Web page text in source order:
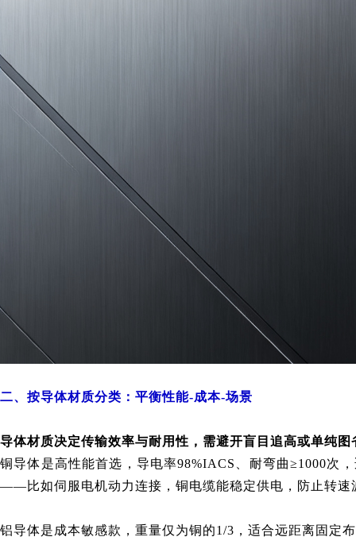
二、按导体材质分类：平衡性能-成本-场景
导体材质决定传输效率与耐用性，需避开盲目追高或单纯图
铜导体是高性能首选，导电率98%IACS、耐弯曲≥1000次
——比如伺服电机动力连接，铜电缆能稳定供电，防止转速
铝导体是成本敏感款，重量仅为铜的1/3，适合远距离固定